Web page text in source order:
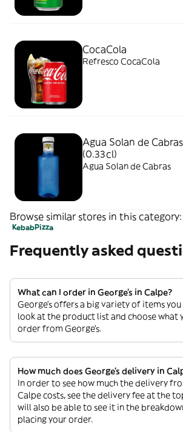
CocaCola
Refresco CocaCola
Agua Solan de Cabras
(0.33cl)
Agua Solan de Cabras
Browse similar stores in this category:
KebabPizza
Frequently asked
What can I order in George's in Calpe?
George's offers a big variety of items you
look at the product list and choose what
order from George's.
How much does George's delivery in
In order to see how much the delivery
Calpe costs, see the delivery fee at the
will also be able to see it in the
placing your order.